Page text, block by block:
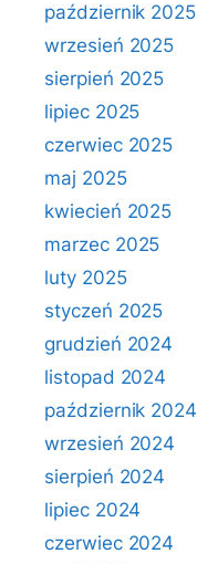
październik 2025
wrzesień 2025
sierpień 2025
lipiec 2025
czerwiec 2025
maj 2025
kwiecień 2025
marzec 2025
luty 2025
styczeń 2025
grudzień 2024
listopad 2024
październik 2024
wrzesień 2024
sierpień 2024
lipiec 2024
czerwiec 2024